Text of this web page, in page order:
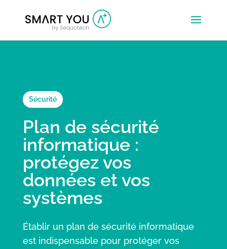
Sécurité
Plan de sécurité
informatique :
protégez vos
données et vos
systèmes
Établir un plan de sécurité informatique
est indispensable pour protéger vos